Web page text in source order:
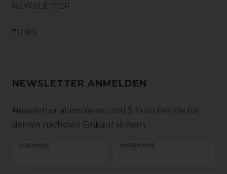
NEWSLETTER
TIPPS
NEWSLETTER ANMELDEN
Newsletter abonnieren und 5 Euro Prämie für
deinen nächsten Einkauf sichern
VORNAME NACHNAME